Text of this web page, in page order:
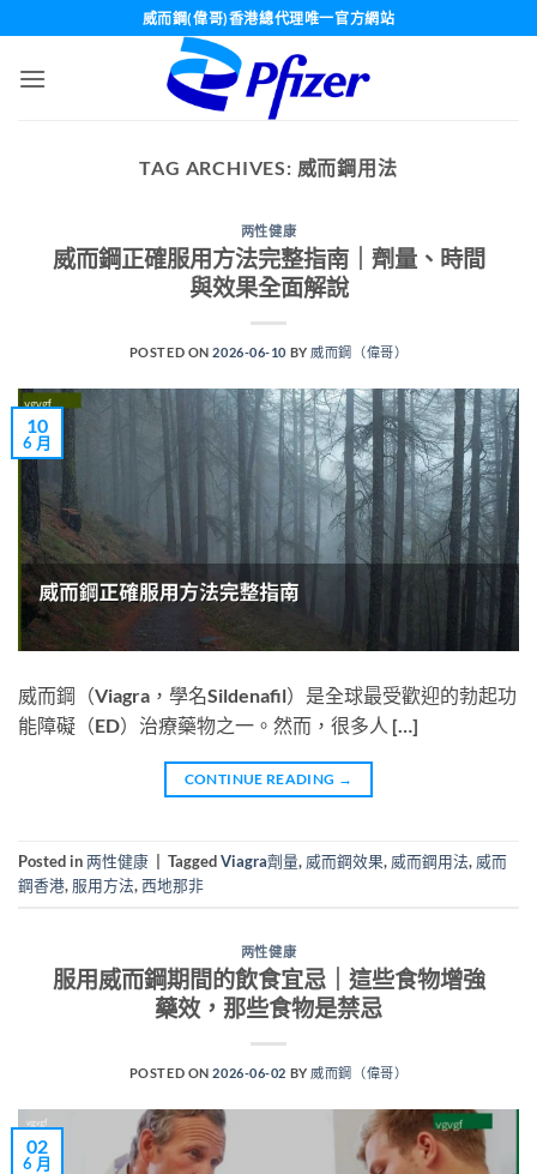
content
威而鋼(偉哥)香港總代理唯一官方網站
TAG ARCHIVES: 威而鋼用法
两性健康
威而鋼正確服用方法完整指南｜劑量、時間
與效果全面解說
POSTED ON2026-06-10 BY 威而鋼（偉哥）
10
6 月
威而鋼（Viagra，學名Sildenafil）是全球最受歡迎的勃起功
能障礙（ED）治療藥物之一。然而，很多人 […]
CONTINUE READING →
Posted in两性健康 TaggedViagra劑量, 威而鋼效果, 威而鋼用法, 威而
鋼香港, 服用方法,西地那非
两性健康
服用威而鋼期間的飲食宜忌｜這些食物增強
藥效，那些食物是禁忌
POSTED ON2026-06-02 BY 威而鋼（偉哥）
02
6 月